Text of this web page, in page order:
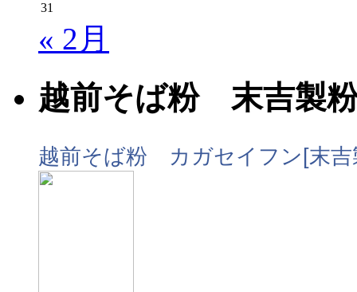
31
« 2月
越前そば粉 末吉製
越前そば粉 カガセイフン[末吉